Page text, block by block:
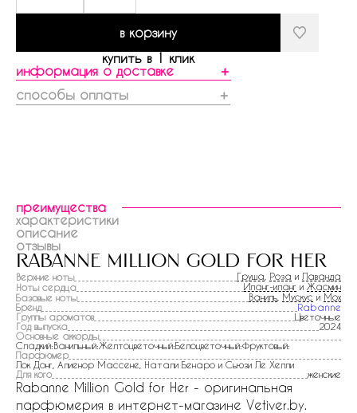
в корзину
купить в 1 клик
информация о доставке
＋
способы оплаты
＋
преимущества
характеристики
описание
отзывы
rabanne million gold for her
Верхние ноты Груша Роза и Лаванда
Ноты сердца
Иланг-иланг и Жасмин
Базовые ноты
Ваниль Мускус и Мох
Бренд
Rabanne
Группы ароматов
Цветочные
Год выпуска
2024
Основные аккорды
Сладкий:Ванильный:Желтоцветочный:Белоцветочный:Фруктовый:
Парфюмер
Лок Донг, Алиенор Массене, Натали Бенаро и Сьюзи Ле Хелли
Для кого
женские
Rabanne Million Gold for Her - оригинальная
парфюмерия в интернет-магазине Vetiver.by.